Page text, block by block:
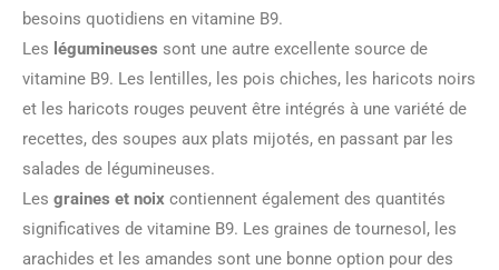
besoins quotidiens en vitamine B9.
Les légumineuses sont une autre excellente source de
vitamine B9. Les lentilles, les pois chiches, les haricots noirs
et les haricots rouges peuvent être intégrés à une variété de
recettes, des soupes aux plats mijotés, en passant par les
salades de légumineuses.
Les graines et noix contiennent également des quantités
significatives de vitamine B9. Les graines de tournesol, les
arachides et les amandes sont une bonne option pour des